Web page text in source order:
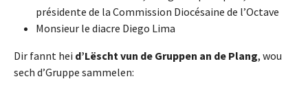
présidente de la Commission Diocésaine de l’Octave
Monsieur le diacre Diego Lima
Dir fannt hei d’Lëscht vun de Gruppen an de Plang, wou
sech d’Gruppe sammelen: